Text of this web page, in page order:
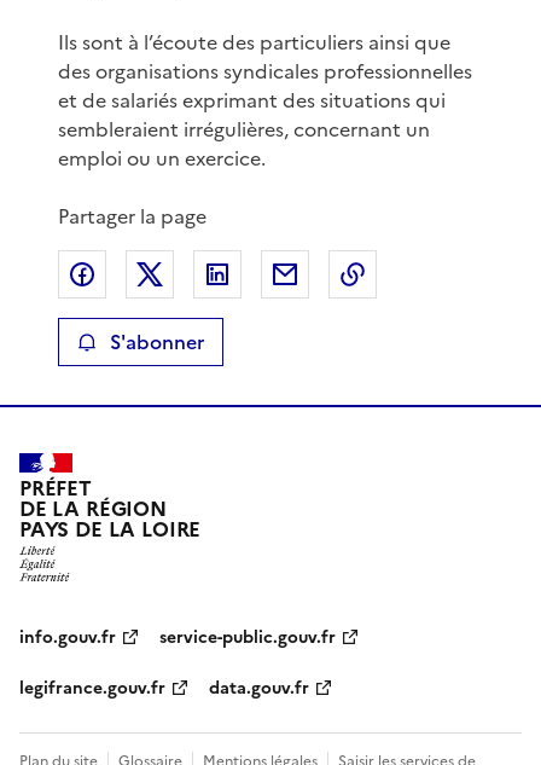
Ils sont à l’écoute des particuliers ainsi que
des organisations syndicales professionnelles
et de salariés exprimant des situations qui
sembleraient irrégulières, concernant un
emploi ou un exercice.
Partager la page
Partager sur Facebook
Partager sur XPartager sur LinkedIn
Partager par email
S'abonner
PRÉFET
DE LA RÉGION
PAYS DE LA LOIRE
info.gouv.fr
service-public.gouv.fr
legifrance.gouv.fr
data.gouv.fr